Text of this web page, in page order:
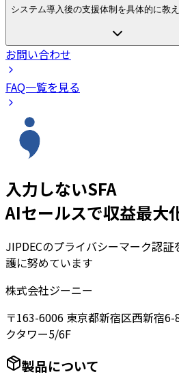
システム導入後の支援体制を具体的に教え
お問い合わせ
FAQ一覧を見る
入力しないSFA
AIセールスで収益最大
JIPDECのプライバシーマーク認
護に努めています
株式会社ジーニー
〒163-6006 東京都新宿区西新宿
クタワー5/6F
製品について